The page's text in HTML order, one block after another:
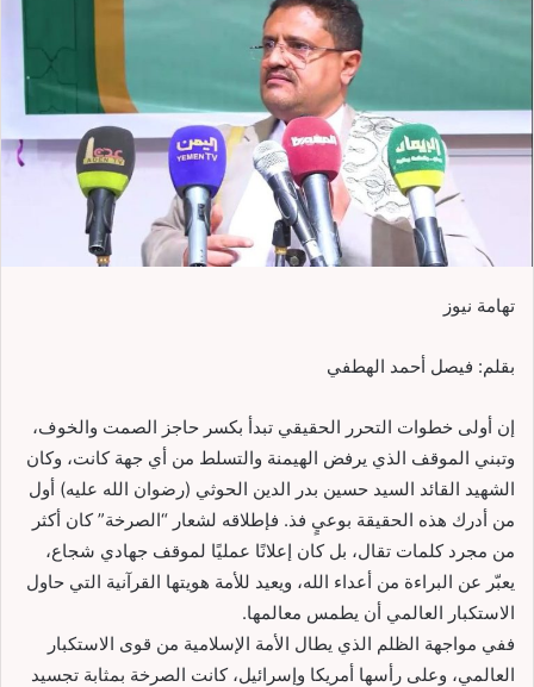
تهامة نيوز
بقلم: فيصل أحمد الهطفي
إن أولى خطوات التحرر الحقيقي تبدأ بكسر حاجز الصمت والخوف،
وتبني الموقف الذي يرفض الهيمنة والتسلط من أي جهة كانت، وكان
الشهيد القائد السيد حسين بدر الدين الحوثي (رضوان الله عليه) أول
من أدرك هذه الحقيقة بوعيٍ فذ. فإطلاقه لشعار “الصرخة” كان أكثر
من مجرد كلمات تقال، بل كان إعلانًا عمليًا لموقف جهادي شجاع،
يعبّر عن البراءة من أعداء الله، ويعيد للأمة هويتها القرآنية التي حاول
الاستكبار العالمي أن يطمس معالمها.
ففي مواجهة الظلم الذي يطال الأمة الإسلامية من قوى الاستكبار
العالمي، وعلى رأسها أمريكا وإسرائيل، كانت الصرخة بمثابة تجسيد